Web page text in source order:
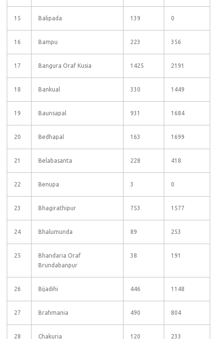
15 Balipada 139 0
16 Bampu 223 356
17 Bangura Oraf Kusia 1425 2191
18 Bankual 330 1449
19 Baunsapal 931 1684
20 Bedhapal 163 1699
21 Belabasanta 228 418
22 Benupa 3 0
23 Bhagirathipur 753 1577
24 Bhalumunda 89 253
25
Bhandaria Oraf
Brundabanpur
38 191
26 Bijadihi 446 1148
27 Brahmania 490 804
28 Chakuria 120 233